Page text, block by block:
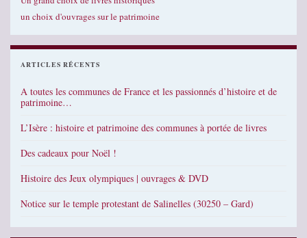
un choix d'ouvrages sur le patrimoine
ARTICLES RÉCENTS
A toutes les communes de France et les passionnés d’histoire et de
patrimoine…
L’Isère : histoire et patrimoine des communes à portée de livres
Des cadeaux pour Noël !
Histoire des Jeux olympiques | ouvrages & DVD
Notice sur le temple protestant de Salinelles (30250 – Gard)